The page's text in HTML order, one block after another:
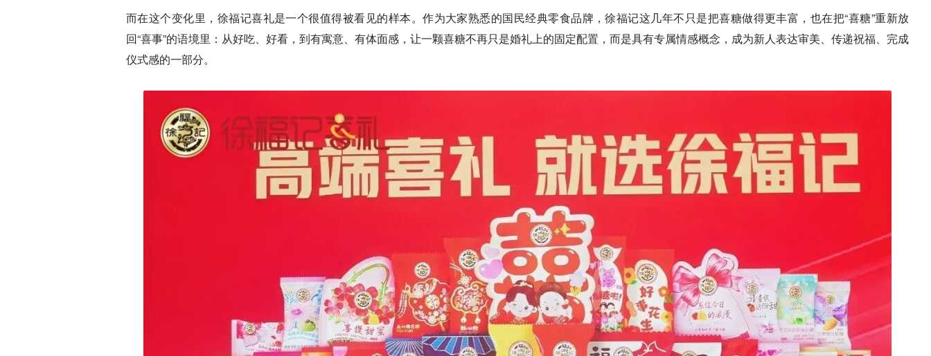
而在这个变化里，徐福记喜礼是一个很值得被看见的样本。作为大家熟悉的国民经典零食品牌，徐福记这几年不只是把喜糖做得更丰富，也在把“喜糖”重新放
回“喜事”的语境里：从好吃、好看，到有寓意、有体面感，让一颗喜糖不再只是婚礼上的固定配置，而是具有专属情感概念，成为新人表达审美、传递祝福、完成
仪式感的一部分。